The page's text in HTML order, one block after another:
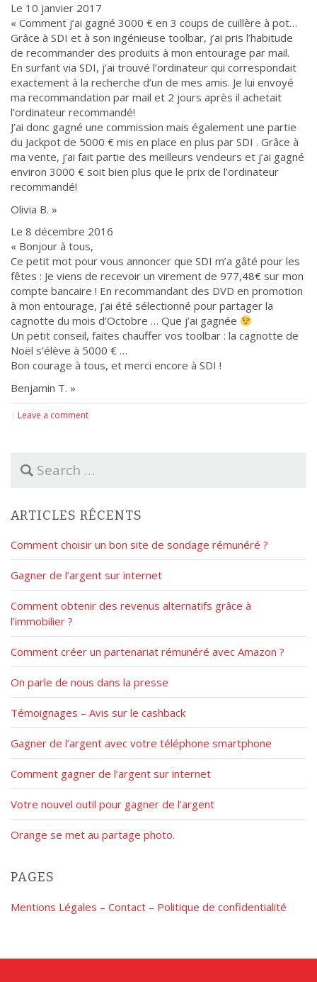
Le 10 janvier 2017
« Comment j’ai gagné 3000 € en 3 coups de cuillère à pot…
Grâce à SDI et à son ingénieuse toolbar, j’ai pris l’habitude
de recommander des produits à mon entourage par mail.
En surfant via SDI, j’ai trouvé l’ordinateur qui correspondait
exactement à la recherche d’un de mes amis. Je lui envoyé
ma recommandation par mail et 2 jours après il achetait
l’ordinateur recommandé!
J’ai donc gagné une commission mais également une partie
du Jackpot de 5000 € mis en place en plus par SDI . Grâce à
ma vente, j’ai fait partie des meilleurs vendeurs et j’ai gagné
environ 3000 € soit bien plus que le prix de l’ordinateur
recommandé!
Olivia B. »
Le 8 décembre 2016
« Bonjour à tous,
Ce petit mot pour vous annoncer que SDI m’a gâté pour les
fêtes : Je viens de recevoir un virement de 977,48€ sur mon
compte bancaire ! En recommandant des DVD en promotion
à mon entourage, j’ai été sélectionné pour partager la
cagnotte du mois d’Octobre … Que j’ai gagnée
Un petit conseil, faites chauffer vos toolbar : la cagnotte de
Noël s’élève à 5000 € …
Bon courage à tous, et merci encore à SDI !
Benjamin T. »
| Leave a comment
c
f
o
r
:
ARTICLES RÉCENTS
Comment choisir un bon site de sondage rémunéré ?
Gagner de l’argent sur internet
Comment obtenir des revenus alternatifs grâce à
l’immobilier ?
Comment créer un partenariat rémunéré avec Amazon ?
On parle de nous dans la presse
Témoignages – Avis sur le cashback
Gagner de l’argent avec votre téléphone smartphone
Comment gagner de l’argent sur internet
Votre nouvel outil pour gagner de l’argent
Orange se met au partage photo.
PAGES
Mentions Légales – Contact – Politique de confidentialité